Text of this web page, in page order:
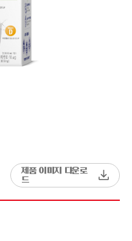
제품 이미지 다운로
드